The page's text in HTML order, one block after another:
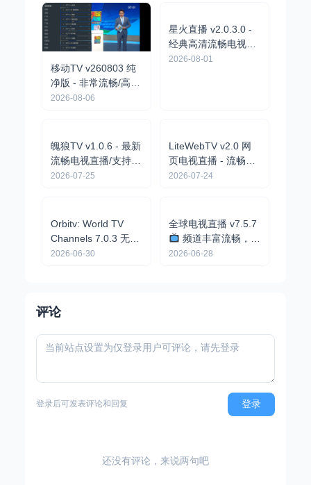
移动TV v260803 纯
净版 - 非常流畅/高清
电视直播/央卫视频
2026-08-06
魄狼TV v1.0.6 - 最新
流畅电视直播/支持回
Orbitv: World TV
Channels 7.0.3 无广
告版
聚合全球多
2026-06-30
频道丰富流畅，港
澳台，国际频道，电
2026-06-28
评论